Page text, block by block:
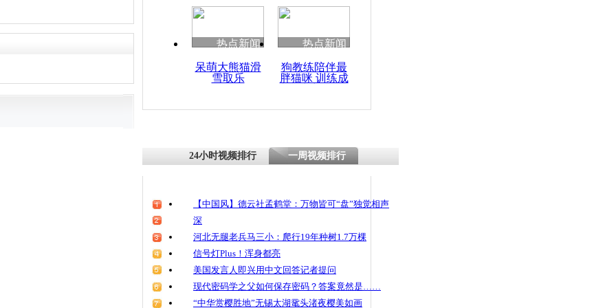
热点新闻
呆萌大熊猫滑
雪取乐
热点新闻
狗教练陪伴最
胖猫咪 训练成
24小时视频排行 一周视频排行
【中国风】德云社孟鹤堂：万物皆可“盘”独觉相声
深
河北无腿老兵马三小：爬行19年种树1.7万棵
信号灯Plus！浑身都亮
美国发言人即兴用中文回答记者提问
现代密码学之父如何保存密码？答案竟然是……
“中华赏樱胜地”无锡太湖鼋头渚夜樱美如画